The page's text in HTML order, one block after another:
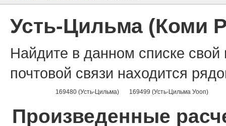
Усть-Цильма (Коми
Найдите в данном списке
почтовой связи находится
169480 (Усть-Цильма) 169499 (Усть-Цильма Уооп)
Произведенные